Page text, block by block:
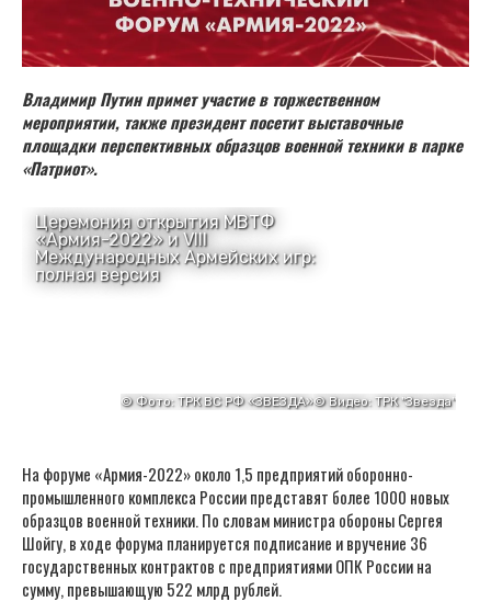
Владимир Путин примет участие в торжественном
мероприятии, также президент посетит выставочные
площадки перспективных образцов военной техники в парке
«Патриот».
На форуме «Армия-2022» около 1,5 предприятий оборонно-
промышленного комплекса России представят более 1000 новых
образцов военной техники. По словам министра обороны Сергея
Шойгу, в ходе форума планируется подписание и вручение 36
государственных контрактов с предприятиями ОПК России на
сумму, превышающую 522 млрд рублей.